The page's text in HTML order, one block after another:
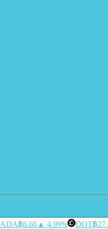
ADA฿6.66 ▲ 4.99% DOT฿